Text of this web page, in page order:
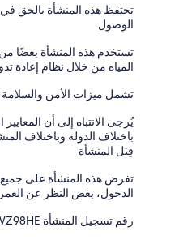
تحتفظ هذه المنشأة بالحق في
الوصول.
تستخدم هذه المنشأة بعضًا
المياه من خلال نظام إعادة
تشمل ميزات الأمن
يُرجى الانتباه إلى أن
باختلاف الدولة وباختلاف
قِبَل المنشأة
تفرض هذه المنشأة على جميع
الدخول، بغض النظر عن العمر.
رقم تسجيل المنشأة ⁦015146-ALB-00188, IT015146A1E5WZ98HE⁩